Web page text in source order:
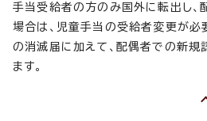
手当受給者の方のみ国外に転出し、
場合は、児童手当の受給者変更が必
の消滅届に加えて、配偶者での新規
ます。